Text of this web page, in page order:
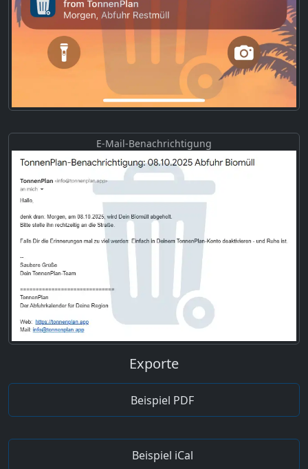
E-Mail-Benachrichtigung
Exporte
Beispiel PDF
Beispiel iCal